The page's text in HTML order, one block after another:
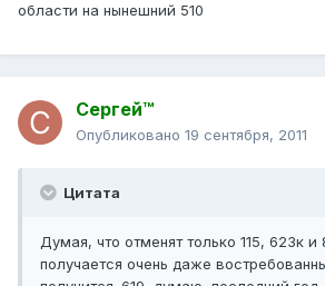
области на нынешний 510
Сергей™
Опубликовано 19 сентября, 2011
Цитата
Думая, что отменят только 115, 623к и
получается очень даже